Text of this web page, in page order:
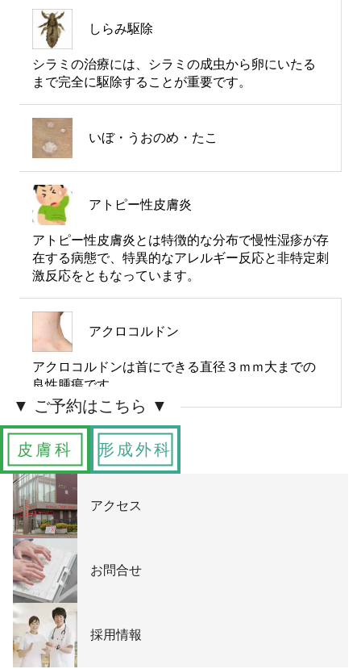
しらみ駆除
シラミの治療には、シラミの成虫から卵にいたる
まで完全に駆除することが重要です。
いぼ・うおのめ・たこ
アトピー性皮膚炎
アトピー性皮膚炎とは特徴的な分布で慢性湿疹が存
在する病態で、特異的なアレルギー反応と非特定刺
激反応をともなっています。
アクロコルドン
アクロコルドンは首にできる直径３ｍｍ大までの
良性腫瘍です。
皮膚科 形成外科
アクセス
お問合せ
採用情報